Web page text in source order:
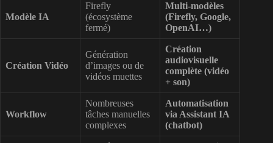
Modèle IA
Firefly
(écosystème
fermé)
Multi-modèles
(Firefly, Google,
OpenAI…)
Création Vidéo
Génération
d’images ou de
vidéos muettes
Création
audiovisuelle
complète (vidéo
+ son)
Workflow
Nombreuses
tâches manuelles
complexes
Automatisation
via Assistant IA
(chatbot)